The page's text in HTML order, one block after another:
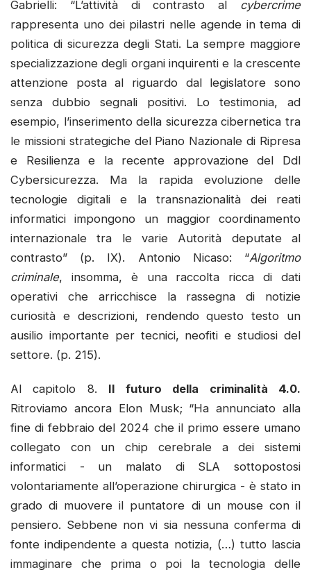
Gabrielli: “L’attività di contrasto al cybercrime
rappresenta uno dei pilastri nelle agende in tema di
politica di sicurezza degli Stati. La sempre maggiore
specializzazione degli organi inquirenti e la crescente
attenzione posta al riguardo dal legislatore sono
senza dubbio segnali positivi. Lo testimonia, ad
esempio, l’inserimento della sicurezza cibernetica tra
le missioni strategiche del Piano Nazionale di Ripresa
e Resilienza e la recente approvazione del Ddl
Cybersicurezza. Ma la rapida evoluzione delle
tecnologie digitali e la transnazionalità dei reati
informatici impongono un maggior coordinamento
internazionale tra le varie Autorità deputate al
contrasto” (p. IX). Antonio Nicaso: “Algoritmo
criminale, insomma, è una raccolta ricca di dati
operativi che arricchisce la rassegna di notizie
curiosità e descrizioni, rendendo questo testo un
ausilio importante per tecnici, neofiti e studiosi del
settore. (p. 215).
Al capitolo 8. Il futuro della criminalità 4.0.
Ritroviamo ancora Elon Musk; “Ha annunciato alla
fine di febbraio del 2024 che il primo essere umano
collegato con un chip cerebrale a dei sistemi
informatici - un malato di SLA sottopostosi
volontariamente all’operazione chirurgica - è stato in
grado di muovere il puntatore di un mouse con il
pensiero. Sebbene non vi sia nessuna conferma di
fonte indipendente a questa notizia, (…) tutto lascia
immaginare che prima o poi la tecnologia delle